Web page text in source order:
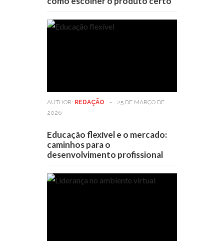
AUTHOR: REDAÇÃO -
25 DE MARÇO DE
2026
Educação flexível e o mercado:
caminhos para o
desenvolvimento profissional